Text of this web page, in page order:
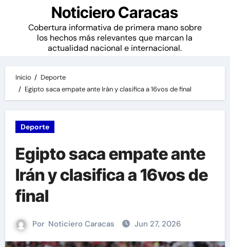
Noticiero Caracas
Cobertura informativa de primera mano sobre
los hechos más relevantes que marcan la
actualidad nacional e internacional.
Inicio
Deporte
Egipto saca empate ante Irán y clasifica a 16vos de final
Deporte
Egipto saca empate ante
Irán y clasifica a 16vos de
final
Por Noticiero Caracas Jun 27, 2026